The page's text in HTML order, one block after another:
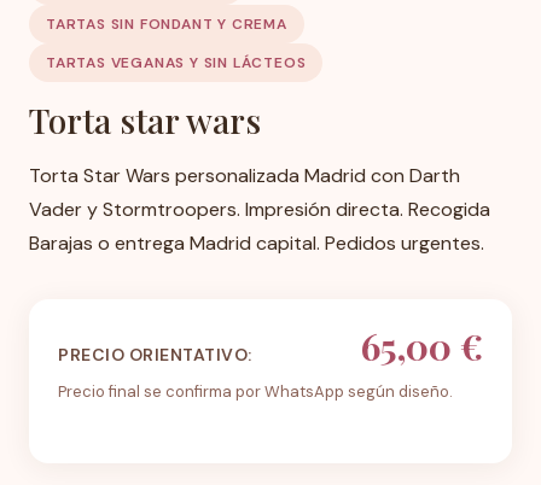
TARTAS SIN FONDANT Y CREMA
TARTAS VEGANAS Y SIN LÁCTEOS
Torta star wars
Torta Star Wars personalizada Madrid con Darth
Vader y Stormtroopers. Impresión directa. Recogida
Barajas o entrega Madrid capital. Pedidos urgentes.
PRECIO ORIENTATIVO: 65,00 €
Precio final se confirma por WhatsApp según diseño.